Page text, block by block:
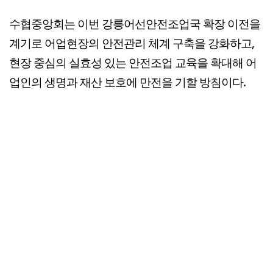
수협중앙회는 이번 강릉어선안전조업국 확장 이전을
계기로 어업현장의 안전관리 체계 구축을 강화하고,
현장 중심의 실효성 있는 안전조업 교육을 확대해 어
업인의 생명과 재산 보호에 만전을 기할 방침이다.